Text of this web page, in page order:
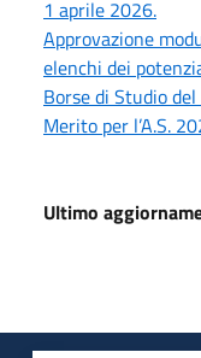
1 aprile 2026.
Approvazione
elenchi dei
Borse di Studio
Merito per l’A.S.
Ultimo